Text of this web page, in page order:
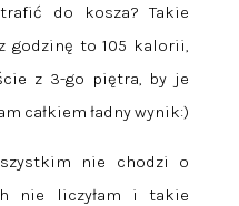
do kosza? Takie
godzinę to 105 kalorii,
z 3-go piętra, by je
całkiem ładny wynik:)
nie chodzi o
nie liczyłam i takie